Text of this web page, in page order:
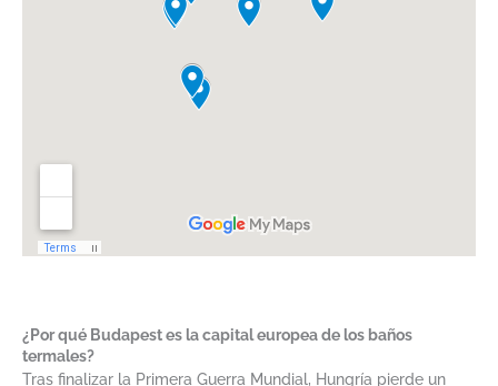
¿Por qué Budapest es la capital europea de los baños
termales?
Tras finalizar la Primera Guerra Mundial, Hungría pierde un